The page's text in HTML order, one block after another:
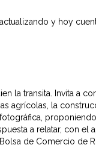
y hoy
la transita. Invita a
agrícolas, la
a relatar, con el
de Comercio de